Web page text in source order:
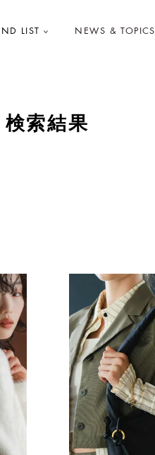
LIST NEWS & TOPICS
検索結果